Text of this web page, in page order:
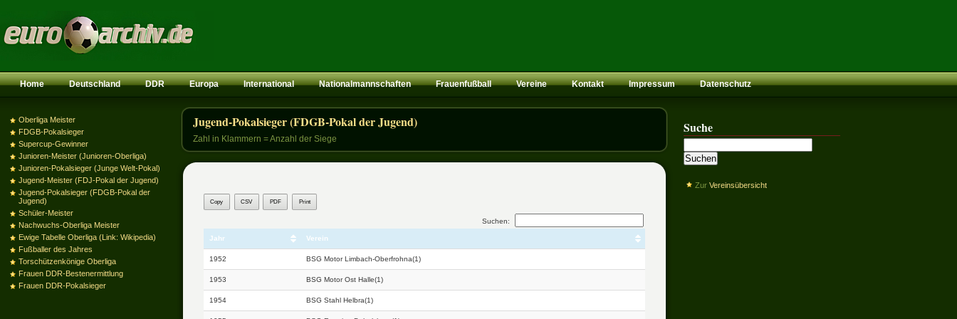
Home Deutschland DDR Europa International Nationalmannschaften Frauenfußball Vereine Kontakt Impressum Datenschutz
Oberliga Meister
FDGB-Pokalsieger
Supercup-Gewinner
Junioren-Meister (Junioren-Oberliga)
Junioren-Pokalsieger (Junge Welt-Pokal)
Jugend-Meister (FDJ-Pokal der Jugend)
Jugend-Pokalsieger (FDGB-Pokal der
Jugend)
Schüler-Meister
Nachwuchs-Oberliga Meister
Ewige Tabelle Oberliga (Link: Wikipedia)
Fußballer des Jahres
Torschützenkönige Oberliga
Frauen DDR-Bestenermittlung
Frauen DDR-Pokalsieger
Jugend-Pokalsieger (FDGB-Pokal der Jugend)
Zahl in Klammern = Anzahl der Siege
Copy CSV PDF Print
Suchen:
Jahr Verein
1952 BSG Motor Limbach-Oberfrohna(1)
1953 BSG Motor Ost Halle(1)
1954 BSG Stahl Helbra(1)
Suche
Zur Vereinsübersicht